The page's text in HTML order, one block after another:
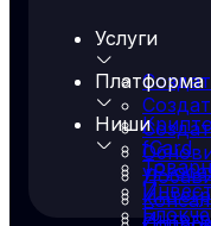
Услуги
Платформа
fCard
Ниши